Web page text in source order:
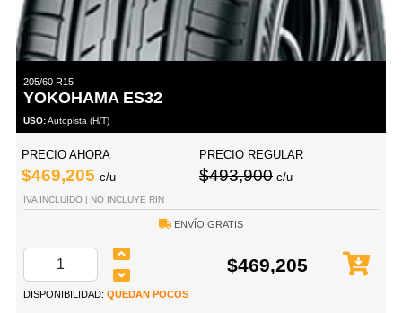
205/60 R15
YOKOHAMA ES32
USO:Autopista (H/T)
PRECIO AHORA
$469,205 c/u
PRECIO REGULAR
$493,900 c/u
IVA INCLUIDO | NO INCLUYE RIN
ENVÍO GRATIS
$469,205
DISPONIBILIDAD: QUEDAN POCOS